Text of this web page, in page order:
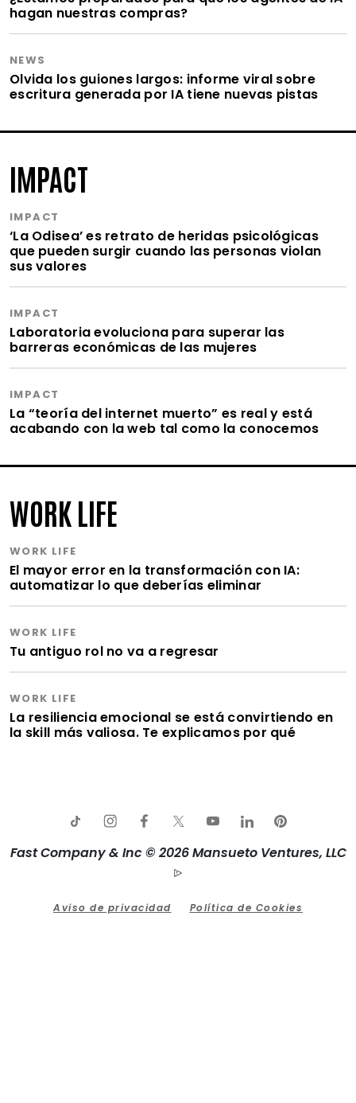
hagan nuestras compras?
NEWS
Olvida los guiones largos: informe viral sobre
escritura generada por IA tiene nuevas pistas
IMPACT
IMPACT
‘La Odisea’ es retrato de heridas psicológicas
que pueden surgir cuando las personas violan
sus valores
IMPACT
Laboratoria evoluciona para superar las
barreras económicas de las mujeres
IMPACT
La “teoría del internet muerto” es real y está
acabando con la web tal como la conocemos
WORK LIFE
WORK LIFE
El mayor error en la transformación con IA:
automatizar lo que deberías eliminar
WORK LIFE
Tu antiguo rol no va a regresar
WORK LIFE
La resiliencia emocional se está convirtiendo en
la skill más valiosa. Te explicamos por qué
Fast Company & Inc © 2026 Mansueto Ventures, LLC
Aviso de privacidad Política de Cookies